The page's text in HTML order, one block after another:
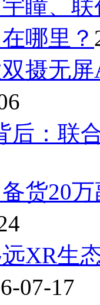
瞳、
哪里？
摄无
后：联
货20
XR生
07-17